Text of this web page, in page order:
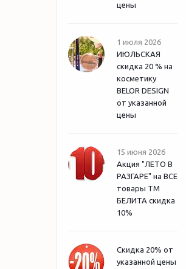
цены
1 июля 2026
ИЮЛЬСКАЯ
скидка 20 % на
косметику
BELOR DESIGN
от указанной
цены
15 июня 2026
Акция "ЛЕТО В
РАЗГАРЕ" на ВСЕ
товары ТМ
БЕЛИТА скидка
10%
Скидка 20% от
указанной цены